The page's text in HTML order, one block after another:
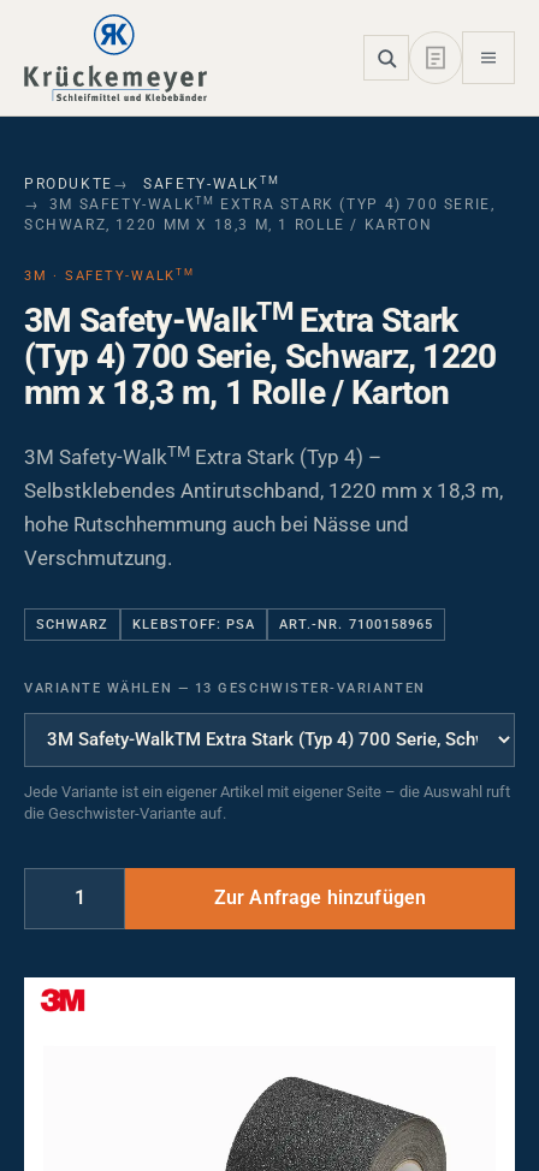
Skip to main navigation
Skip to main content
Skip to page footer
PRODUKTE SAFETY-WALK TM
3M SAFETY-WALKTM
EXTRA STARK (TYP 4) 700 SERIE,
SCHWARZ, 1220 MM X 18,3 M, 1 ROLLE / KARTON
3M · SAFETY-WALK TM
3M Safety-WalkTMExtra Stark
(Typ 4) 700 Serie, Schwarz, 1220
mm x 18,3 m, 1 Rolle / Karton
3M Safety-WalkTM Extra Stark (Typ 4) –
Selbstklebendes Antirutschband, 1220 mm x 18,3 m,
hohe Rutschhemmung auch bei Nässe und
Verschmutzung.
SCHWARZ KLEBSTOFF: PSA ART.-NR. 7100158965
VARIANTE WÄHLEN — 13 GESCHWISTER-VARIANTEN
Jede Variante ist ein eigener Artikel mit eigener Seite – die Auswahl ruft
die Geschwister-Variante auf.